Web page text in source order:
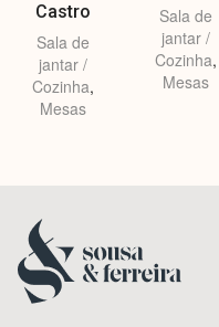
Castro
Sala de
jantar /
Cozinha,
Mesas
Sala de
jantar /
Cozinha,
Mesas